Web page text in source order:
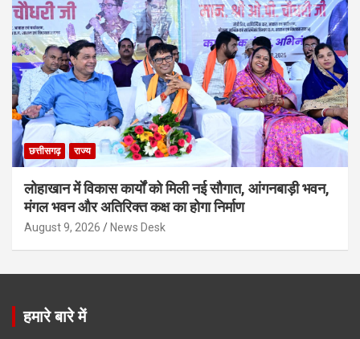
छत्तीसगढ़ राज्य
लोहाखान में विकास कार्यों को मिली नई सौगात, आंगनबाड़ी भवन,
मंगल भवन और अतिरिक्त कक्ष का होगा निर्माण
August 9, 2026 News Desk
हमारे बारे में